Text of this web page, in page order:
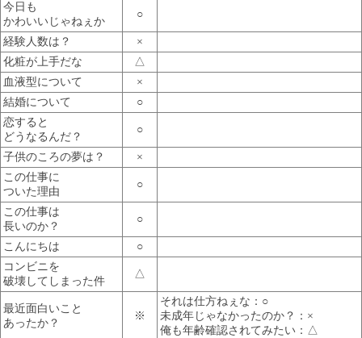
今日も
かわいいじゃねぇか
○
経験人数は？
×
化粧が上手だな
△
血液型について
×
結婚について
○
恋すると
どうなるんだ？
○
子供のころの夢は？
×
この仕事に
ついた理由
○
この仕事は
長いのか？
○
こんにちは
○
コンビニを
破壊してしまった件
△
最近面白いこと
あったか？
※
それは仕方ねぇな：○
未成年じゃなかったのか？：×
俺も年齢確認されてみたい：△